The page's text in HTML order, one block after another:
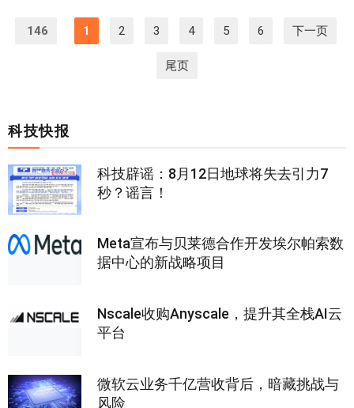
146 1 2 3 4 5 6 下一页
尾页
科技快报
科技辟谣：8月12日地球将失去引力7
秒？谣言！
Meta宣布与贝莱德合作开发埃尔帕索数
据中心的新战略项目
Nscale收购Anyscale，提升其全栈AI云
平台
微软云业务千亿营收背后，暗藏挑战与
风险